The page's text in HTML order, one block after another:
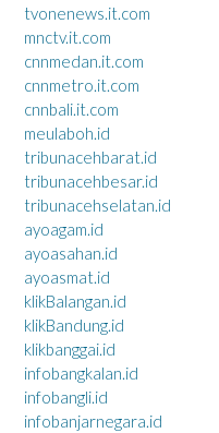
tvonenews.it.com
mnctv.it.com
cnnmedan.it.com
cnnmetro.it.com
cnnbali.it.com
meulaboh.id
tribunacehbarat.id
tribunacehbesar.id
tribunacehselatan.id
ayoagam.id
ayoasahan.id
ayoasmat.id
klikBalangan.id
klikBandung.id
klikbanggai.id
infobangkalan.id
infobangli.id
infobanjarnegara.id